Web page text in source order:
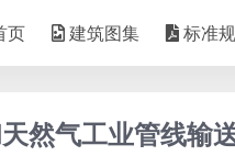
页 建筑图集 标准
然气工业管线输